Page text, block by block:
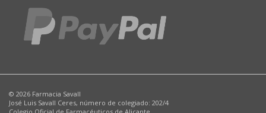
© 2026 Farmacia Savall
José Luis Savall Ceres, número de colegiado: 202/4